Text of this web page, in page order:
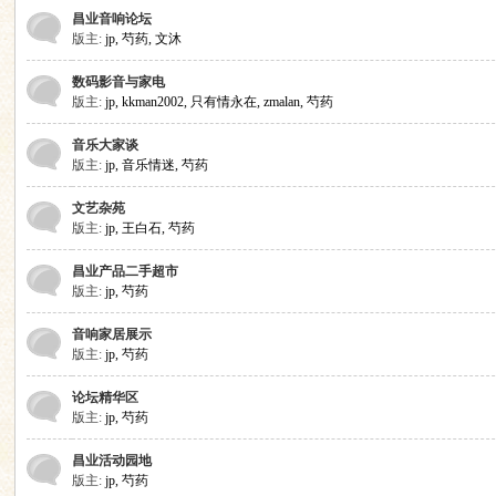
»
昌业音响论坛
版主:jp,芍药,文沐
数码影音与家电
版主:jp,kkman2002, 只有情永在,zmalan,芍药
音乐大家谈
版主:jp,音乐情迷,芍药
文艺杂苑
版主:jp,王白石,芍药
昌业产品二手超市
版主:jp,芍药
音响家居展示
版主:jp,芍药
论坛精华区
版主:jp,芍药
昌业活动园地
版主:jp,芍药